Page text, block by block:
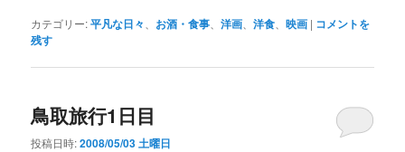
カテゴリー:平凡な日々 お酒・食事 、洋画 、洋食 、映画 | コメントを
残す
鳥取旅行1日目
投稿日時:2008/05/03 土曜日